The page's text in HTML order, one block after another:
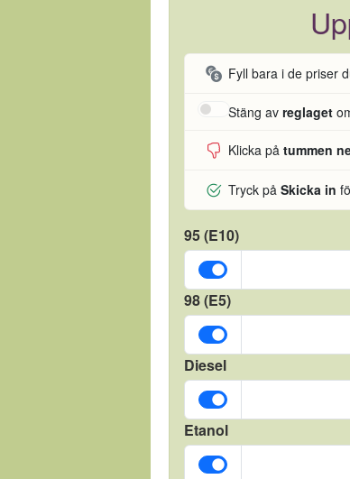
Fyll bara i de priser
Stäng av reglaget
Klicka på tummen
Tryck på Skicka in
95 (E10)
98 (E5)
Diesel
Etanol